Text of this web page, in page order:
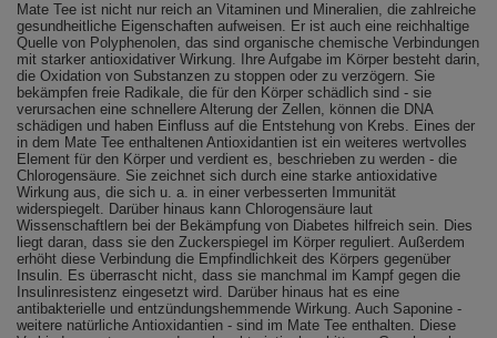
Mate Tee ist nicht nur reich an Vitaminen und Mineralien, die zahlreiche
gesundheitliche Eigenschaften aufweisen. Er ist auch eine reichhaltige
Quelle von Polyphenolen, das sind organische chemische Verbindungen
mit starker antioxidativer Wirkung. Ihre Aufgabe im Körper besteht darin,
die Oxidation von Substanzen zu stoppen oder zu verzögern. Sie
bekämpfen freie Radikale, die für den Körper schädlich sind - sie
verursachen eine schnellere Alterung der Zellen, können die DNA
schädigen und haben Einfluss auf die Entstehung von Krebs. Eines der
in dem Mate Tee enthaltenen Antioxidantien ist ein weiteres wertvolles
Element für den Körper und verdient es, beschrieben zu werden - die
Chlorogensäure. Sie zeichnet sich durch eine starke antioxidative
Wirkung aus, die sich u. a. in einer verbesserten Immunität
widerspiegelt. Darüber hinaus kann Chlorogensäure laut
Wissenschaftlern bei der Bekämpfung von Diabetes hilfreich sein. Dies
liegt daran, dass sie den Zuckerspiegel im Körper reguliert. Außerdem
erhöht diese Verbindung die Empfindlichkeit des Körpers gegenüber
Insulin. Es überrascht nicht, dass sie manchmal im Kampf gegen die
Insulinresistenz eingesetzt wird. Darüber hinaus hat es eine
antibakterielle und entzündungshemmende Wirkung. Auch Saponine -
weitere natürliche Antioxidantien - sind im Mate Tee enthalten. Diese